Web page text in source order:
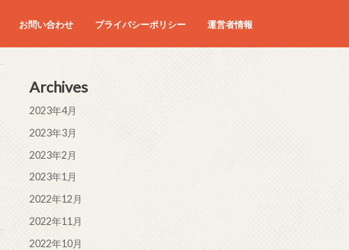
お問い合わせ プライバシーポリシー 運営者情報
Archives
2023年4月
2023年3月
2023年2月
2023年1月
2022年12月
2022年11月
2022年10月